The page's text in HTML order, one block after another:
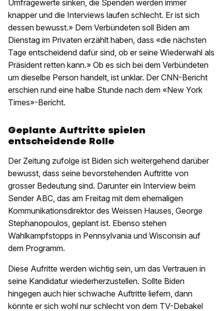
Umfragewerte sinken, die Spenden werden immer
knapper und die Interviews laufen schlecht. Er ist sich
dessen bewusst.» Dem Verbündeten soll Biden am
Dienstag im Privaten erzählt haben, dass «die nächsten
Tage entscheidend dafür sind, ob er seine Wiederwahl als
Präsident retten kann.» Ob es sich bei dem Verbündeten
um dieselbe Person handelt, ist unklar. Der CNN-Bericht
erschien rund eine halbe Stunde nach dem «New York
Times»-Bericht.
Geplante Auftritte spielen
entscheidende Rolle
Der Zeitung zufolge ist Biden sich weitergehend darüber
bewusst, dass seine bevorstehenden Auftritte von
grosser Bedeutung sind. Darunter ein Interview beim
Sender ABC, das am Freitag mit dem ehemaligen
Kommunikationsdirektor des Weissen Hauses, George
Stephanopoulos, geplant ist. Ebenso stehen
Wahlkampfstopps in Pennsylvania und Wisconsin auf
dem Programm.
Diese Aufritte werden wichtig sein, um das Vertrauen in
seine Kandidatur wiederherzustellen. Sollte Biden
hingegen auch hier schwache Auftritte liefern, dann
könnte er sich wohl nur schlecht von dem TV-Debakel